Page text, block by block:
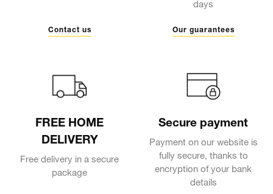
Contact us
days
Our guarantees
FREE HOME
DELIVERY
Free delivery in a secure
package
Secure payment
Payment on our website is
fully secure, thanks to
encryption of your bank
details